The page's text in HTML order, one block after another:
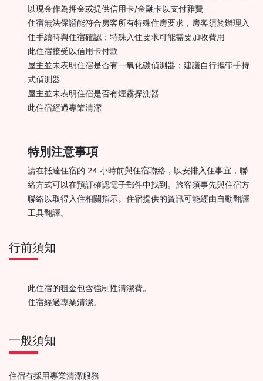
以現金作為押金或提供信用卡/金融卡以支付雜費
住宿無法保證能符合房客所有特殊住房要求，房客須於辦理入
住手續時與住宿確認；特殊入住要求可能需要加收費用
此住宿接受以信用卡付款
屋主並未表明住宿是否有一氧化碳偵測器；建議自行攜帶手持
式偵測器
屋主並未表明住宿是否有煙霧探測器
此住宿經過專業清潔
特別注意事項
請在抵達住宿的 24 小時前與住宿聯絡，以安排入住事宜，聯
絡方式可以在預訂確認電子郵件中找到。旅客須事先與住宿方
聯絡以取得入住相關指示。住宿提供的資訊可能經由自動翻譯
工具翻譯。
行前須知
此住宿的租金包含強制性清潔費。
住宿經過專業清潔。
一般須知
住宿有採用專業清潔服務